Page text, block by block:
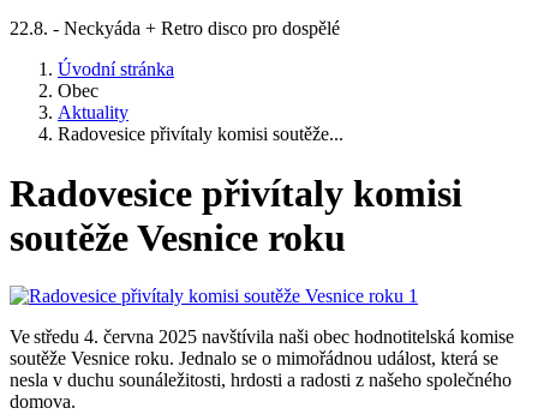
22.8. - Neckyáda + Retro disco pro dospělé
Úvodní stránka
Obec
Aktuality
Radovesice přivítaly komisi soutěže...
Radovesice přivítaly komisi
soutěže Vesnice roku
Ve středu 4. června 2025 navštívila naši obec hodnotitelská komise
soutěže Vesnice roku. Jednalo se o mimořádnou událost, která se
nesla v duchu sounáležitosti, hrdosti a radosti z našeho společného
domova.